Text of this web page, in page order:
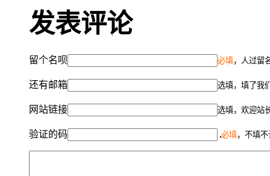
发表评论
留个名呗 必填，人过留
还有邮箱 选填，填了我
网站链接 选填，欢迎站
验证的码 必填，不填